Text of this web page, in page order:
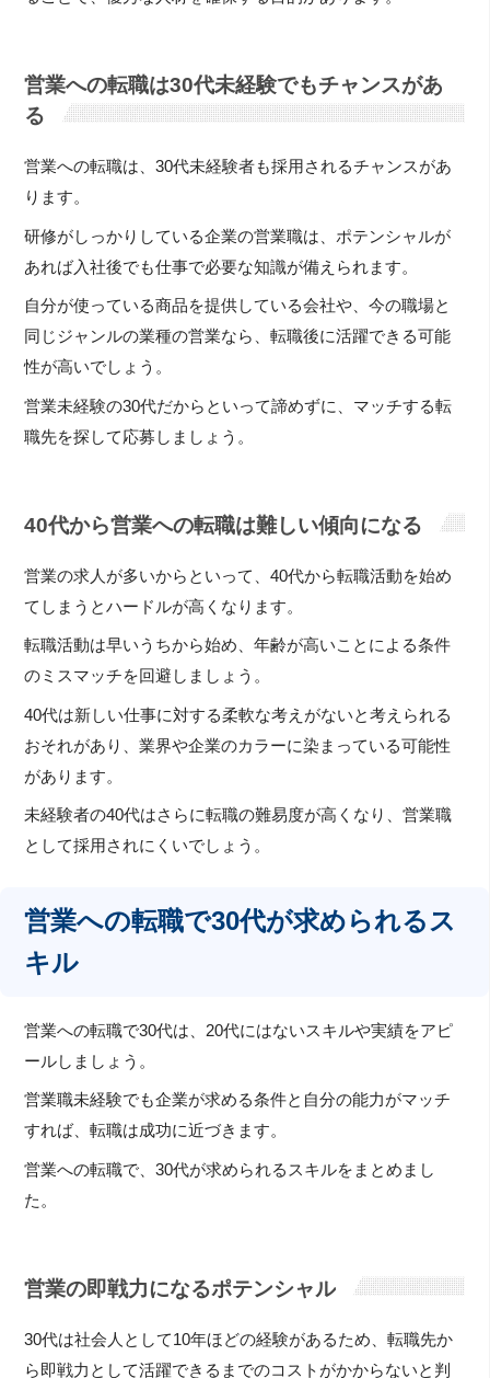
営業への転職は30代未経験でもチャンスがあ
る
営業への転職は、30代未経験者も採用されるチャンスがあ
ります。
研修がしっかりしている企業の営業職は、ポテンシャルが
あれば入社後でも仕事で必要な知識が備えられます。
自分が使っている商品を提供している会社や、今の職場と
同じジャンルの業種の営業なら、転職後に活躍できる可能
性が高いでしょう。
営業未経験の30代だからといって諦めずに、マッチする転
職先を探して応募しましょう。
40代から営業への転職は難しい傾向になる
営業の求人が多いからといって、40代から転職活動を始め
てしまうとハードルが高くなります。
転職活動は早いうちから始め、年齢が高いことによる条件
のミスマッチを回避しましょう。
40代は新しい仕事に対する柔軟な考えがないと考えられる
おそれがあり、業界や企業のカラーに染まっている可能性
があります。
未経験者の40代はさらに転職の難易度が高くなり、営業職
として採用されにくいでしょう。
営業への転職で30代が求められるス
キル
営業への転職で30代は、20代にはないスキルや実績をアピ
ールしましょう。
営業職未経験でも企業が求める条件と自分の能力がマッチ
すれば、転職は成功に近づきます。
営業への転職で、30代が求められるスキルをまとめまし
た。
営業の即戦力になるポテンシャル
30代は社会人として10年ほどの経験があるため、転職先か
ら即戦力として活躍できるまでのコストがかからないと判